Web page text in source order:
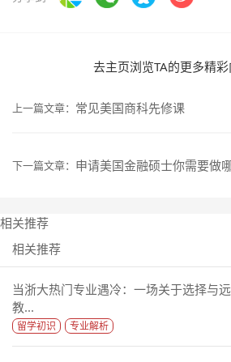
去主页浏览TA的更多精
上一篇文章： 常见美国商科先修课
下一篇文章： 申请美国金融硕士你需要做
相关推荐
相关推荐
当浙大热门专业遇冷：一场关于选择与
教...
留学初识 专业解析